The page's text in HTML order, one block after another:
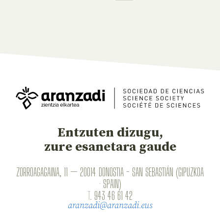
Entzuten dizugu,
zure esanetara gaude
ZORROAGAGAINA, 11 — 20014 DONOSTIA - SAN SEBASTIÁN (GIPUZKOA
· SPAIN)
T. 943 46 61 42
aranzadi@aranzadi.eus